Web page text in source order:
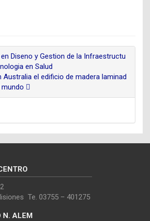
Diseno y Gestion de la Infraestructu
en Salud
Australia el edificio de madera laminad
Te. 03755 – 401275
N. ALEM